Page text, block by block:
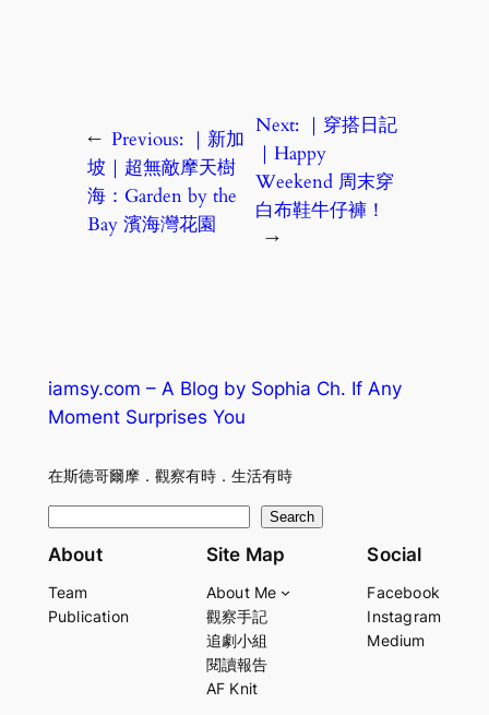
← Previous: ｜新加
坡｜超無敵摩天樹
海：Garden by the
Bay 濱海灣花園
Next: ｜穿搭日記
｜Happy
Weekend 周末穿
白布鞋牛仔褲！
→
iamsy.com – A Blog by Sophia Ch. If Any
Moment Surprises You
在斯德哥爾摩．觀察有時．生活有時
e
r
Search
About
Team
Publication
Site Map
About Me
觀察手記
追劇小組
閱讀報告
AF Knit
Social
Facebook
Instagram
Medium